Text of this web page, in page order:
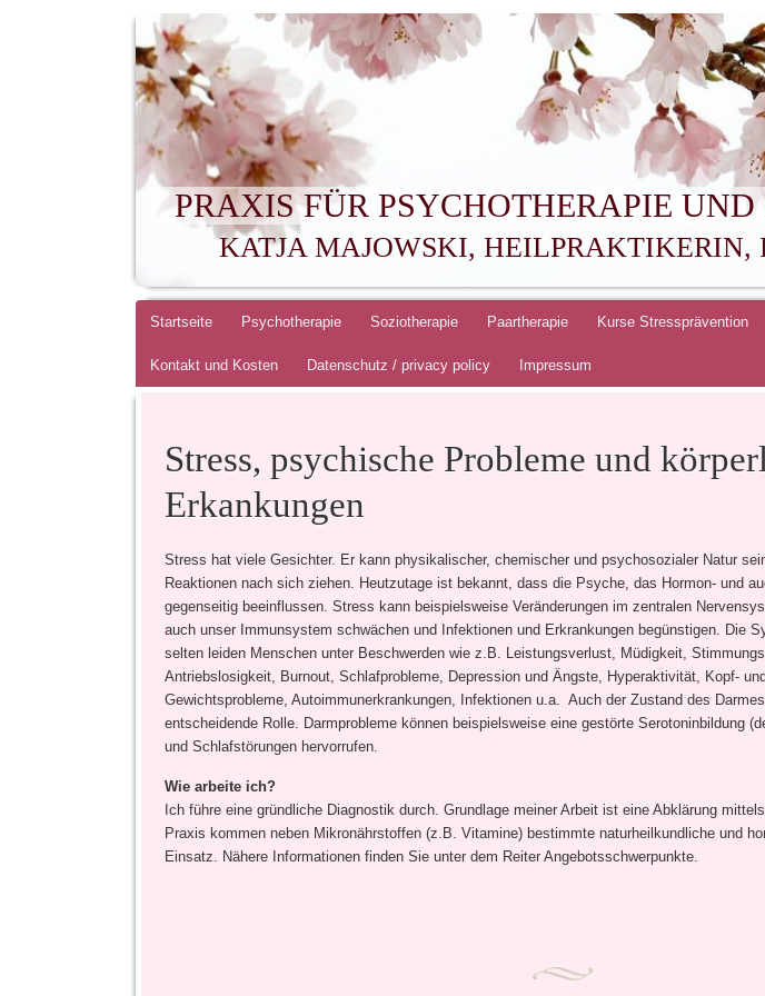
PRAXIS FÜR PSYCHOTHERAPIE UND
KATJA MAJOWSKI,
Springe
Startseite Psychotherapie Soziotherapie Paartherapie Kurse Stressprävention
Kontakt und Kosten Datenschutz / privacy policy Impressum
Stress, psychische Probleme und
Erkankungen
Stress hat viele Gesichter. Er kann physikalischer, chemischer und psychosozialer Natur
Reaktionen nach sich ziehen. Heutzutage ist bekannt, dass die Psyche, das Hormon- und
gegenseitig beeinflussen. Stress kann beispielsweise Veränderungen im zentralen
auch unser Immunsystem schwächen und Infektionen und Erkrankungen begünstigen. Die
selten leiden Menschen unter Beschwerden wie z.B. Leistungsverlust, Müdigkeit,
Antriebslosigkeit, Burnout, Schlafprobleme, Depression und Ängste, Hyperaktivität, Kopf-
Gewichtsprobleme, Autoimmunerkrankungen, Infektionen u.a. Auch der Zustand des
entscheidende Rolle. Darmprobleme können beispielsweise eine gestörte Serotoninbildung
und Schlafstörungen hervorrufen.
Wie arbeite ich?
Ich führe eine gründliche Diagnostik durch. Grundlage meiner Arbeit ist eine Abklärung
Praxis kommen neben Mikronährstoffen (z.B. Vitamine) bestimmte naturheilkundliche und
Einsatz. Nähere Informationen finden Sie unter dem Reiter Angebotsschwerpunkte.